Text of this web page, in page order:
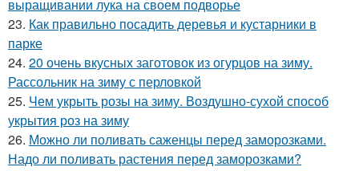
выращивании лука на своем подворье
23. Как правильно посадить деревья и кустарники в
парке
24. 20 очень вкусных заготовок из огурцов на зиму.
Рассольник на зиму с перловкой
25. Чем укрыть розы на зиму. Воздушно-сухой способ
укрытия роз на зиму
26. Можно ли поливать саженцы перед заморозками.
Надо ли поливать растения перед заморозками?